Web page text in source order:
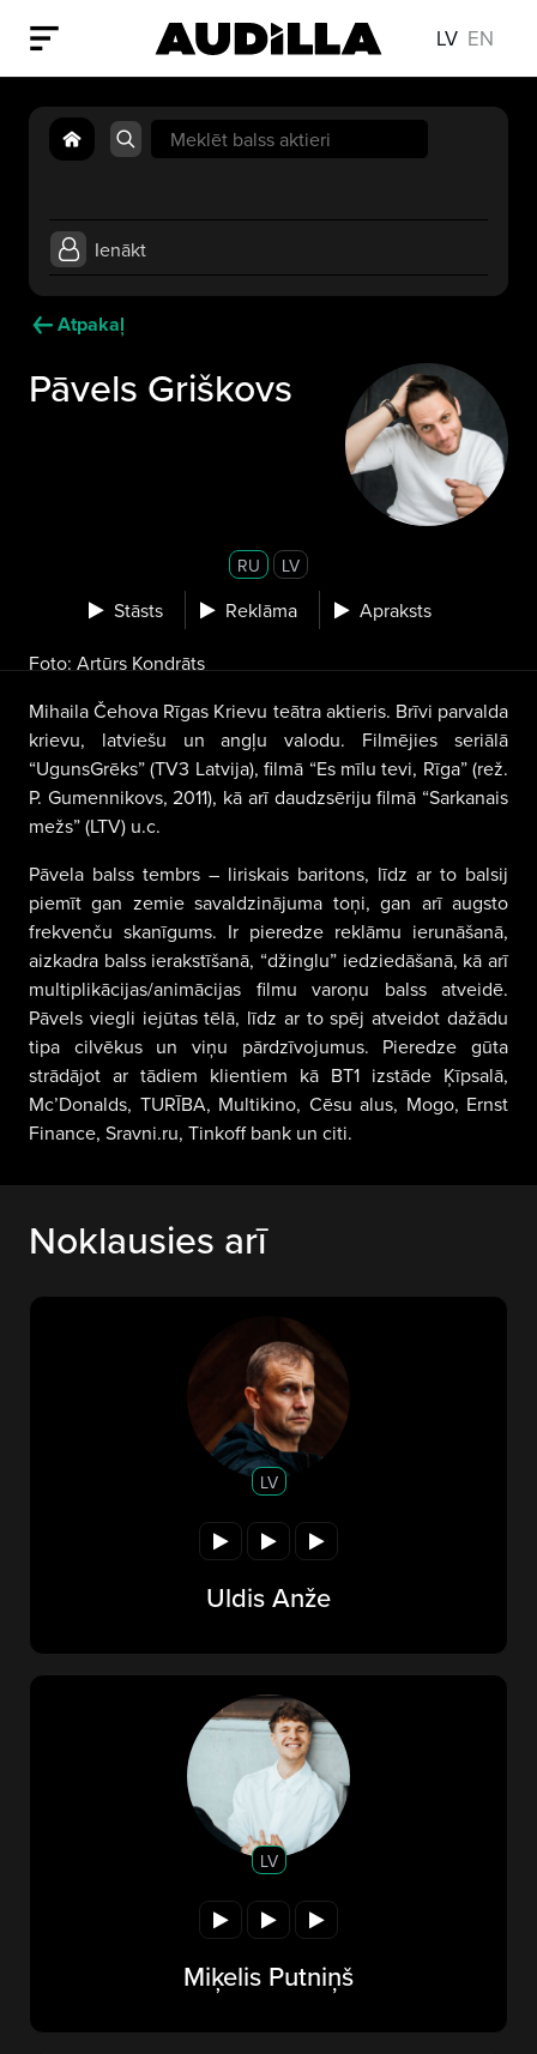
LV EN
Search
for:
Ienākt
Atpakaļ
Pāvels Griškovs
RU LV
Stāsts Reklāma Apraksts
Foto: Artūrs Kondrāts
Mihaila Čehova Rīgas Krievu teātra aktieris. Brīvi parvalda
krievu, latviešu un angļu valodu. Filmējies seriālā
“UgunsGrēks” (TV3 Latvija), filmā “Es mīlu tevi, Rīga” (rež.
P. Gumennikovs, 2011), kā arī daudzsēriju filmā “Sarkanais
mežs” (LTV) u.c.
Pāvela balss tembrs – liriskais baritons, līdz ar to balsij
piemīt gan zemie savaldzinājuma toņi, gan arī augsto
frekvenču skanīgums. Ir pieredze reklāmu ierunāšanā,
aizkadra balss ierakstīšanā, “džinglu” iedziedāšanā, kā arī
multiplikācijas/animācijas filmu varoņu balss atveidē.
Pāvels viegli iejūtas tēlā, līdz ar to spēj atveidot dažādu
tipa cilvēkus un viņu pārdzīvojumus. Pieredze gūta
strādājot ar tādiem klientiem kā BT1 izstāde Ķīpsalā,
Mc’Donalds, TURĪBA, Multikino, Cēsu alus, Mogo, Ernst
Finance, Sravni.ru, Tinkoff bank un citi.
Noklausies arī
LV
Uldis Anže
LV
Miķelis Putniņš